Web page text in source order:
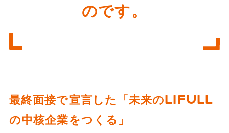
のです。
最終面接で宣言した「未来のLIFULL
の中核企業をつくる」